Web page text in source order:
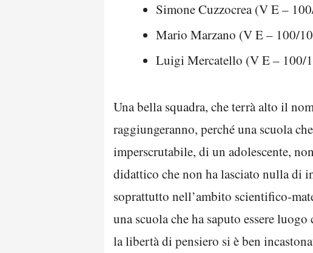
Simone Cuzzocrea (V E –
Mario Marzano (V E – 100/
Luigi Mercatello (V E – 100/
Una bella squadra, che terrà alto il
raggiungeranno, perché una scuola
imperscrutabile, di un adolescente,
didattico che non ha lasciato nulla di
soprattutto nell’ambito scientifico-
una scuola che ha saputo essere
la libertà di pensiero si è ben